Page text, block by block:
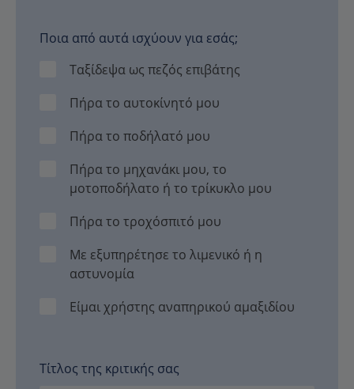
Ποια από αυτά ισχύουν για εσάς;
Ταξίδεψα ως πεζός επιβάτης
Πήρα το αυτοκίνητό μου
Πήρα το ποδήλατό μου
Πήρα το μηχανάκι μου, το
μοτοποδήλατο ή το τρίκυκλο μου
Πήρα το τροχόσπιτό μου
Με εξυπηρέτησε το λιμενικό ή η
αστυνομία
Είμαι χρήστης αναπηρικού αμαξιδίου
Τίτλος της κριτικής σας